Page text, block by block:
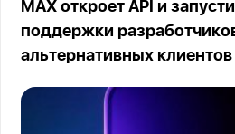
MAX откроет API и
поддержки
альтернативных клиентов